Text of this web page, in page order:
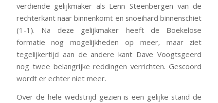
verdiende gelijkmaker als Lenn Steenbergen van de
rechterkant naar binnenkomt en snoeihard binnenschiet
(1-1). Na deze gelijkmaker heeft de Boekelose
formatie nog mogelijkheden op meer, maar ziet
tegelijkertijd aan de andere kant Dave Voogtsgeerd
nog twee belangrijke reddingen verrichten. Gescoord
wordt er echter niet meer.
Over de hele wedstrijd gezien is een gelijke stand de